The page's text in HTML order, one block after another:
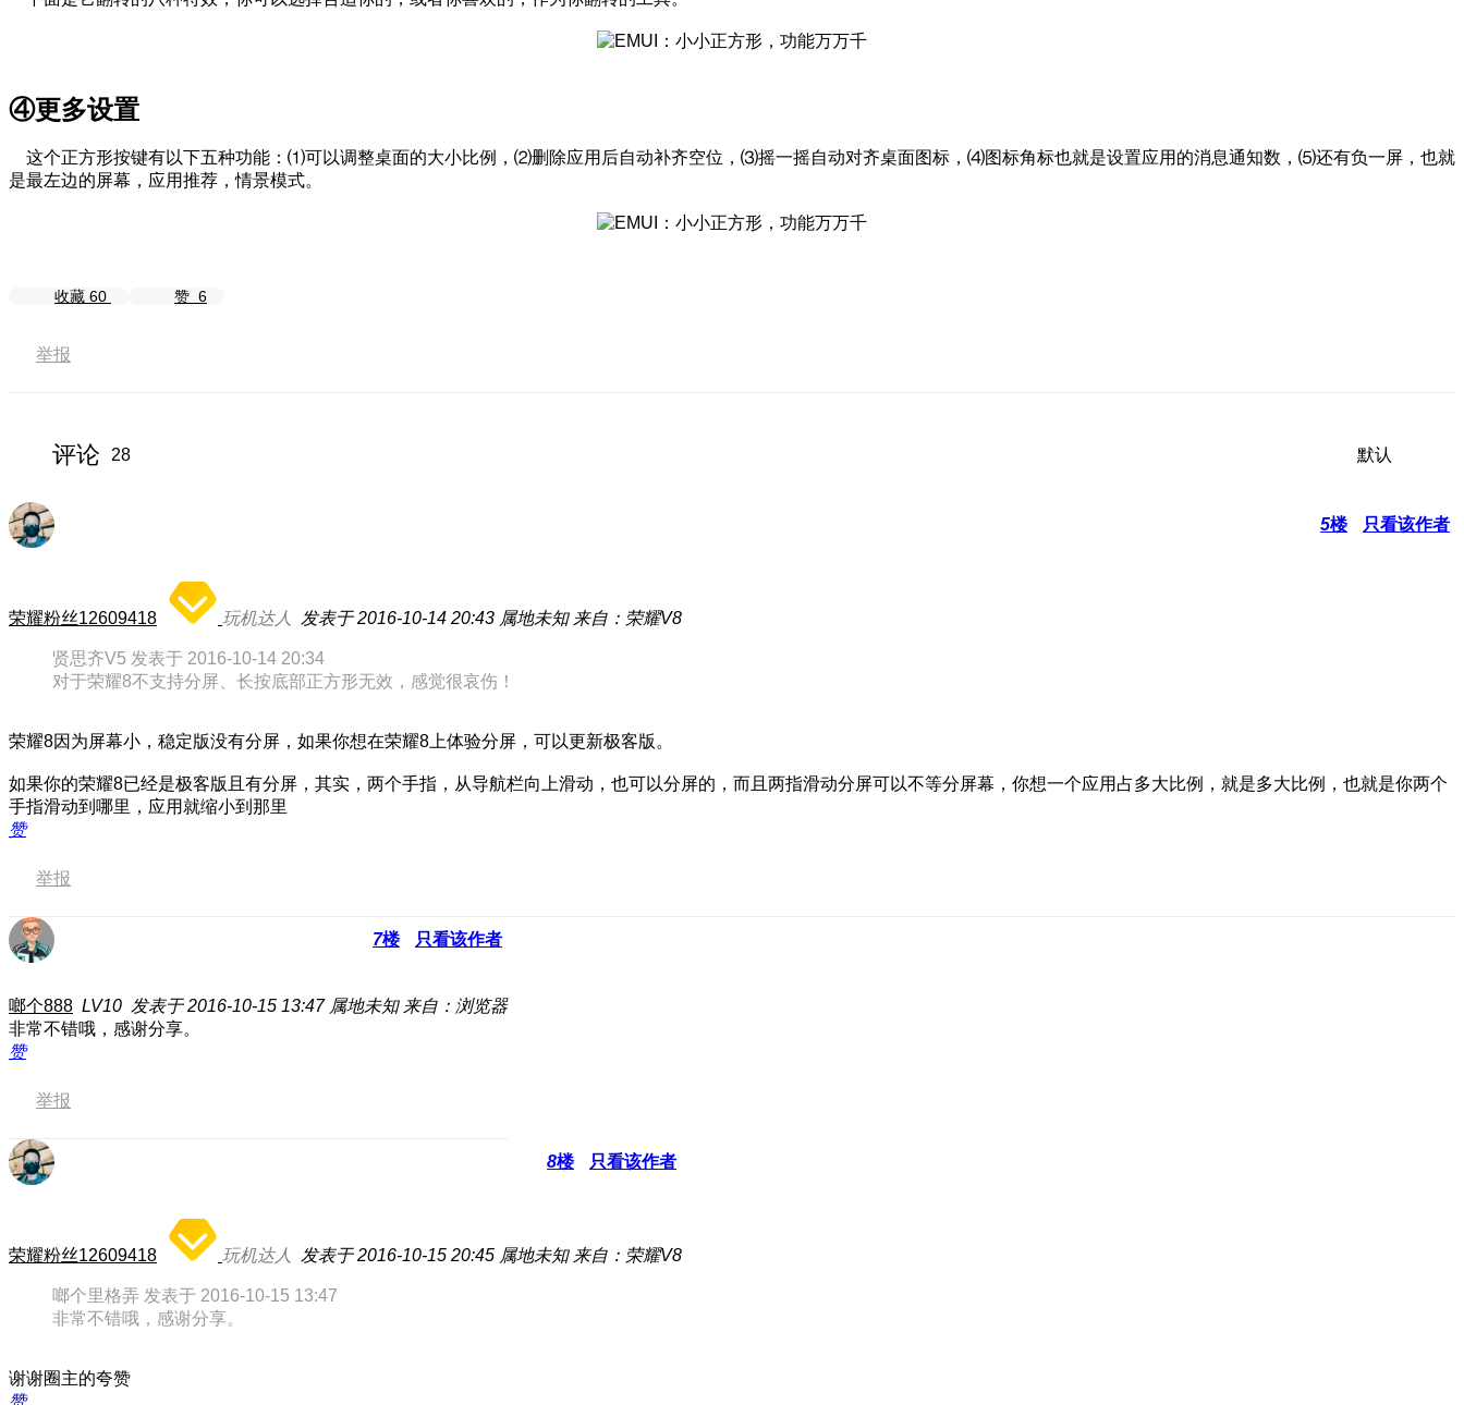
④更多设置
这个正方形按键有以下五种功能：⑴可以调整桌面的大小比例，⑵删除应用后自动补齐空位，⑶摇一摇自动对齐桌面图标，⑷图标角标也就是设置应用的消息通知数，⑸还有负一屏，也就
是最左边的屏幕，应用推荐，情景模式。
收藏 60 赞 6
举报
评论 28 默认
5楼 只看该作者
荣耀粉丝12609418 玩机达人 发表于 2016-10-14 20:43 属地未知 来自：荣耀V8
贤思齐V5 发表于 2016-10-14 20:34
对于荣耀8不支持分屏、长按底部正方形无效，感觉很哀伤！
荣耀8因为屏幕小，稳定版没有分屏，如果你想在荣耀8上体验分屏，可以更新极客版。
如果你的荣耀8已经是极客版且有分屏，其实，两个手指，从导航栏向上滑动，也可以分屏的，而且两指滑动分屏可以不等分屏幕，你想一个应用占多大比例，就是多大比例，也就是你两个
手指滑动到哪里，应用就缩小到那里
赞
举报
7楼 只看该作者
啷个888 LV10 发表于 2016-10-15 13:47 属地未知 来自：浏览器
非常不错哦，感谢分享。
赞
举报
8楼 只看该作者
荣耀粉丝12609418 玩机达人 发表于 2016-10-15 20:45 属地未知 来自：荣耀V8
啷个里格弄 发表于 2016-10-15 13:47
非常不错哦，感谢分享。
谢谢圈主的夸赞
赞